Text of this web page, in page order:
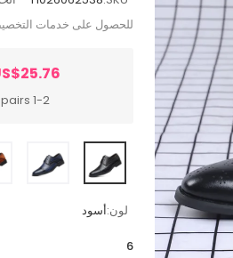
للحصول على خدمات
1-2 pairs
لون:أسود
6